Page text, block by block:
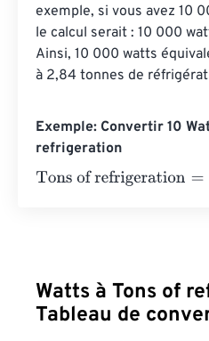
exemple, si vous avez 10
le calcul serait : 10 000
Ainsi, 10 000 watts
à 2,84 tonnes de
Exemple: Convertir 10
refrigeration
Tons of refrigeration=10
Watts à Tons of
Tableau de